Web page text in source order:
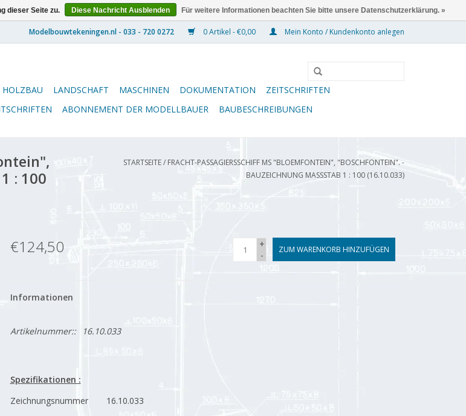
0 Artikel - €0,00 Mein Konto / Kundenkonto anlegen
HOLZBAU LANDSCHAFT MASCHINEN DOKUMENTATION
ZEITSCHRIFTEN
ABONNEMENT DER MODELLBAUER BAUBESCHREIBUNGEN
: 100
STARTSEITE/ FRACHT-PASSAGIERSSCHIFF MS "BLOEMFONTEIN", "BOSCHFONTEIN". -
BAUZEICHNUNG MASSSTAB 1 : 100 (16.10.033)
€124,50
+
-
ZUM WARENKORB HINZUFÜGEN
Informationen
Artikelnummer:: 16.10.033
Spezifikationen :
Zeichnungsnummer
16.10.033
dieser Seite zu. Diese Nachricht Ausblenden Für weitere Informationen beachten Sie bitte unsere Datenschutzerklärung. »